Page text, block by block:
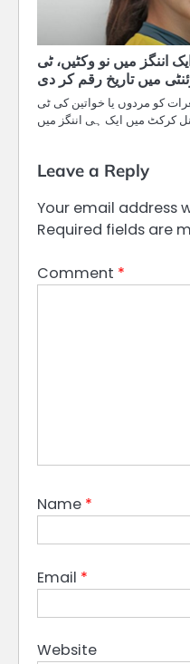
اننگز میں نو وکٹیں، ٹی
میں تاریخ رقم کر دی
کو مردوں یا خواتین کی ٹی
Leave a Reply
Your email address
Required fields are
Comment *
Name *
Email *
Website